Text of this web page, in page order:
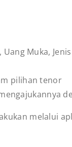
Muka,
pilihan tenor
melalui